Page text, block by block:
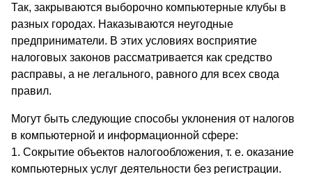
Так, закрываются выборочно компьютерные клубы в
разных городах. Наказываются неугодные
предприниматели. В этих условиях восприятие
налоговых законов рассматривается как средство
расправы, а не легального, равного для всех свода
правил.
Могут быть следующие способы уклонения от налогов
в компьютерной и информационной сфере:
1. Сокрытие объектов налогообложения, т. е. оказание
компьютерных услуг деятельности без регистрации.